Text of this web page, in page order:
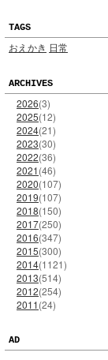
TAGS
おえかき 日常
ARCHIVES
2026(3)
2025(12)
2024(21)
2023(30)
2022(36)
2021(46)
2020(107)
2019(107)
2018(150)
2017(250)
2016(347)
2015(300)
2014(1121)
2013(514)
2012(254)
2011(24)
AD